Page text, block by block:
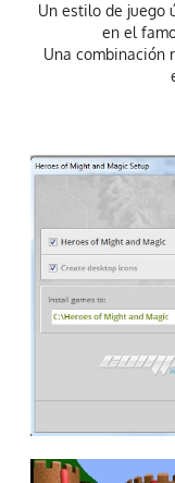
Un estilo de juego
en el
Una combinación